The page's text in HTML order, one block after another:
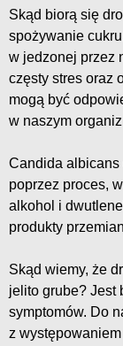
Skąd biorą się
spożywanie
w jedzonej przez
częsty stres oraz
mogą być
w naszym
Candida albicans
poprzez proces,
alkohol i
produkty
Skąd wiemy, że
jelito grube? Jest
symptomów. Do
z